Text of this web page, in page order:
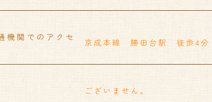
機関でのアクセ
京成本線 勝田台駅 徒歩4分
ございません。